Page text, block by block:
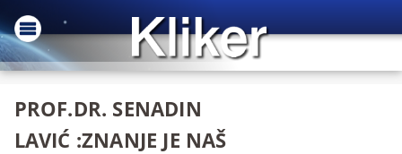
PROF.DR. SENADIN
LAVIĆ :ZNANJE JE NAŠ